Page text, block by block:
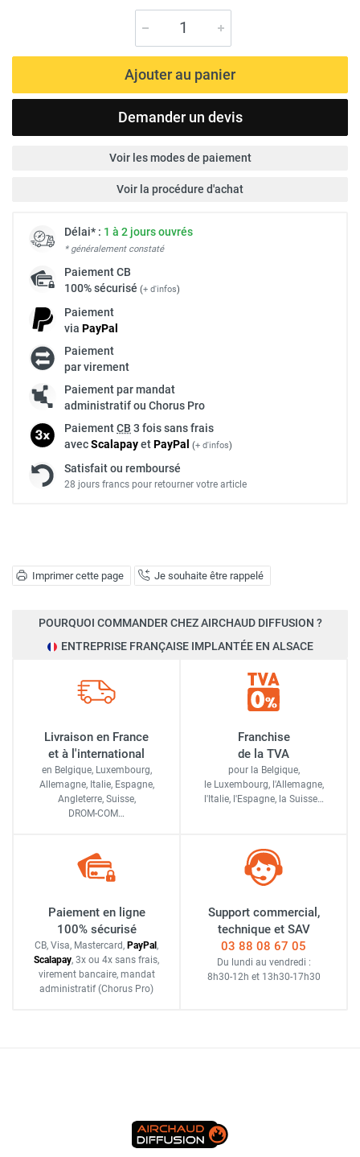
Imprimer cette page Je souhaite être rappelé
Ajouter au panier
Demander un devis
Voir les modes de paiement
Voir la procédure d'achat
Délai* : 1 à 2 jours ouvrés
* généralement constaté
PaiementCB
100% sécurisé (+ d'infos)
Paiement
via PayPal
Paiement
par virement
Paiement par mandat
administratif ou Chorus Pro
PaiementCB 3 fois sans frais
avecScalapayetPayPal (+ d'infos)
Satisfait ou remboursé
28 jours francs pour retourner votre article
POURQUOI COMMANDER CHEZ AIRCHAUD DIFFUSION ?
ENTREPRISE FRANÇAISE IMPLANTÉE EN ALSACE
Livraison en France
et à l'international
en Belgique, Luxembourg,
Allemagne, Italie, Espagne,
Angleterre, Suisse,
DROM-COM…
Franchise
de la TVA
pour la Belgique,
le Luxembourg, l'Allemagne,
l'Italie, l'Espagne, la Suisse…
Paiement en ligne
100% sécurisé
CB, Visa, Mastercard, PayPal ,
Scalapay, 3x ou 4x sans frais,
virement bancaire, mandat
administratif (Chorus Pro)
Support commercial,
technique et SAV
03 88 08 67 05
Du lundi au vendredi :
8h30-12h et 13h30-17h30